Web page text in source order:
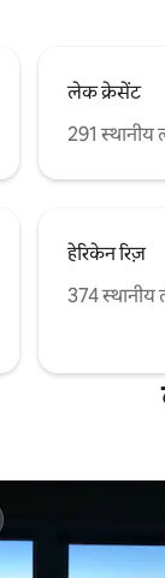
लेक क्रेसेंट
291 स्थानीय
हेरिकेन रिज़
374